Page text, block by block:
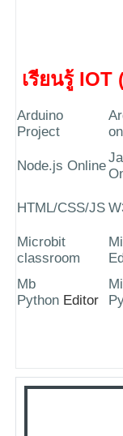
เรียนรู้
Arduino
Project
Node.js Online
HTML/CSS/JS
Microbit
classroom
Mb
Python Editor